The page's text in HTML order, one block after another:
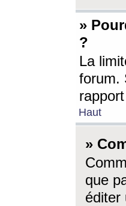
»
?
La
forum.
Haut
»
que
éditer